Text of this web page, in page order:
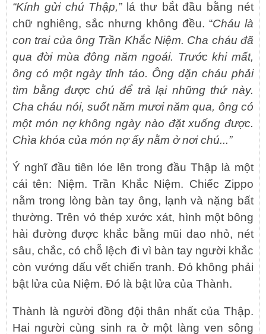
“Kính gửi chú Thập,”lá thư bắt đầu bằng nét
chữ nghiêng, sắc nhưng không đều. “Cháu là
con trai của ông Trần Khắc Niệm. Cha cháu đã
qua đời mùa đông năm ngoái. Trước khi mất,
ông có một ngày tỉnh táo. Ông dặn cháu phải
tìm bằng được chú để trả lại những thứ này.
Cha cháu nói, suốt năm mươi năm qua, ông có
một món nợ không ngày nào đặt xuống được.
Chìa khóa của món nợ ấy nằm ở nơi chú...”
Ý nghĩ đầu tiên lóe lên trong đầu Thập là một
cái tên: Niệm. Trần Khắc Niệm. Chiếc Zippo
nằm trong lòng bàn tay ông, lạnh và nặng bất
thường. Trên vỏ thép xước xát, hình một bông
hải đường được khắc bằng mũi dao nhỏ, nét
sâu, chắc, có chỗ lệch đi vì bàn tay người khắc
còn vướng dấu vết chiến tranh. Đó không phải
bật lửa của Niệm. Đó là bật lửa của Thành.
Thành là người đồng đội thân nhất của Thập.
Hai người cùng sinh ra ở một làng ven sông